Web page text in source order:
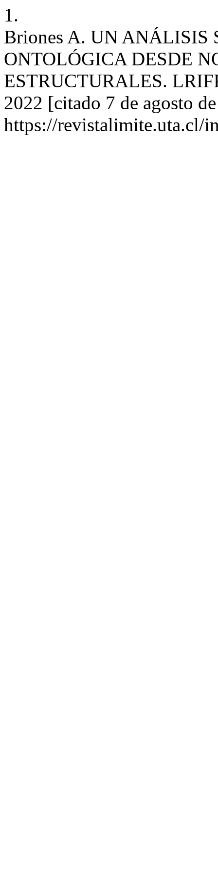
1.
Briones A. UN ANÁLISIS
ONTOLÓGICA DESDE
ESTRUCTURALES.
2022 [citado 7 de agosto
https://revistalimite.uta.cl/